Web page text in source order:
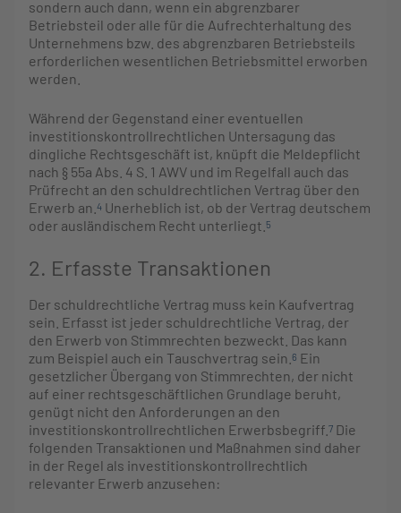
sondern auch dann, wenn ein abgrenzbarer
Betriebsteil oder alle für die Aufrechterhaltung des
Unternehmens bzw. des abgrenzbaren Betriebsteils
erforderlichen wesentlichen Betriebsmittel erworben
werden.
Während der Gegenstand einer eventuellen
investitionskontrollrechtlichen Untersagung das
dingliche Rechtsgeschäft ist, knüpft die Meldepflicht
nach § 55a Abs. 4 S. 1 AWV und im Regelfall auch das
Prüfrecht an den schuldrechtlichen Vertrag über den
Erwerb an. 4 Unerheblich ist, ob der Vertrag deutschem
oder ausländischem Recht unterliegt. 5
2. Erfasste Transaktionen
Der schuldrechtliche Vertrag muss kein Kaufvertrag
sein. Erfasst ist jeder schuldrechtliche Vertrag, der
den Erwerb von Stimmrechten bezweckt. Das kann
zum Beispiel auch ein Tauschvertrag sein. 6 Ein
gesetzlicher Übergang von Stimmrechten, der nicht
auf einer rechtsgeschäftlichen Grundlage beruht,
genügt nicht den Anforderungen an den
investitionskontrollrechtlichen Erwerbsbegriff. 7 Die
folgenden Transaktionen und Maßnahmen sind daher
in der Regel als investitionskontrollrechtlich
relevanter Erwerb anzusehen: